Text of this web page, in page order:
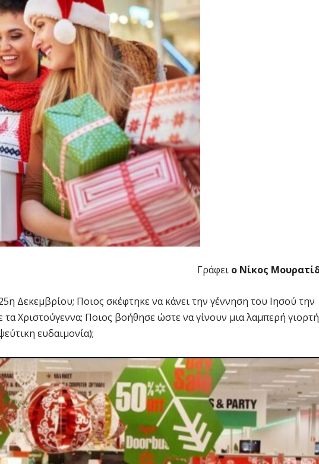
Γράφει ο Νίκος
Δεκεμβρίου; Ποιος σκέφτηκε να κάνει την γέννηση του Ιησού την
Χριστούγεννα; Ποιος βοήθησε ώστε να γίνουν μια λαμπερή γιορτή
ευδαιμονία);